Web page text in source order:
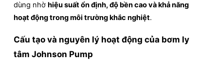
dùng nhờ hiệu suất ổn định, độ bền cao và khả năng
hoạt động trong môi trường khắc nghiệt.
Cấu tạo và nguyên lý hoạt động của bơm ly
tâm Johnson Pump